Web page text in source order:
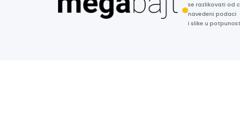
se razlikovati od
navedeni podaci
i slike u